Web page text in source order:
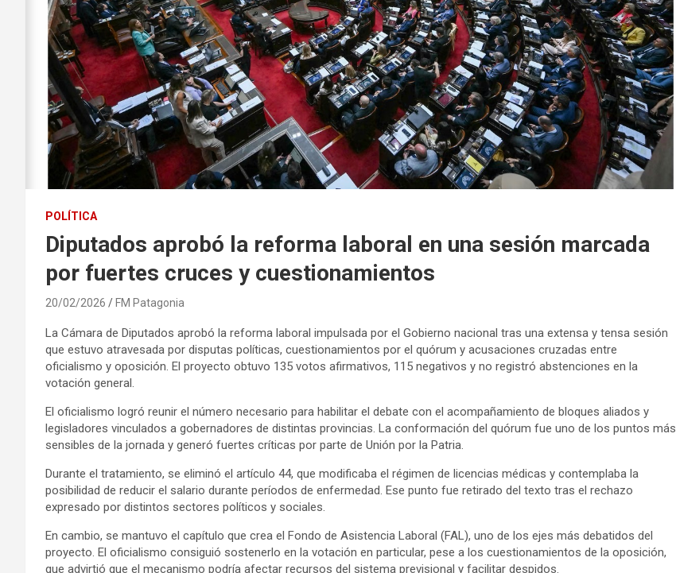
POLÍTICA
Diputados aprobó la reforma laboral en una sesión marcada
por fuertes cruces y cuestionamientos
20/02/2026 FM Patagonia
La Cámara de Diputados aprobó la reforma laboral impulsada por el Gobierno nacional tras una extensa y tensa sesión
que estuvo atravesada por disputas políticas, cuestionamientos por el quórum y acusaciones cruzadas entre
oficialismo y oposición. El proyecto obtuvo 135 votos afirmativos, 115 negativos y no registró abstenciones en la
votación general.
El oficialismo logró reunir el número necesario para habilitar el debate con el acompañamiento de bloques aliados y
legisladores vinculados a gobernadores de distintas provincias. La conformación del quórum fue uno de los puntos más
sensibles de la jornada y generó fuertes críticas por parte de Unión por la Patria.
Durante el tratamiento, se eliminó el artículo 44, que modificaba el régimen de licencias médicas y contemplaba la
posibilidad de reducir el salario durante períodos de enfermedad. Ese punto fue retirado del texto tras el rechazo
expresado por distintos sectores políticos y sociales.
En cambio, se mantuvo el capítulo que crea el Fondo de Asistencia Laboral (FAL), uno de los ejes más debatidos del
proyecto. El oficialismo consiguió sostenerlo en la votación en particular, pese a los cuestionamientos de la oposición,
que advirtió que el mecanismo podría afectar recursos del sistema previsional y facilitar despidos.